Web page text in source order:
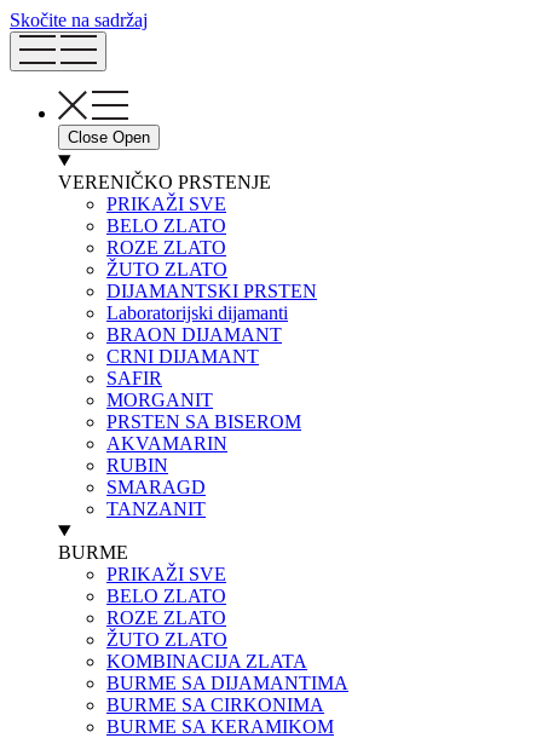
Skočite na sadržaj
Close Open
VERENIČKO PRSTENJE
PRIKAŽI SVE
BELO ZLATO
ROZE ZLATO
ŽUTO ZLATO
DIJAMANTSKI PRSTEN
Laboratorijski dijamanti
BRAON DIJAMANT
CRNI DIJAMANT
SAFIR
MORGANIT
PRSTEN SA BISEROM
AKVAMARIN
RUBIN
SMARAGD
TANZANIT
BURME
PRIKAŽI SVE
BELO ZLATO
ROZE ZLATO
ŽUTO ZLATO
KOMBINACIJA ZLATA
BURME SA DIJAMANTIMA
BURME SA CIRKONIMA
BURME SA KERAMIKOM